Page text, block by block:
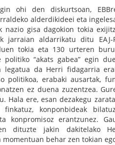
ohi den diskurtsoan,
alderdikideei eta
nazio gisa dagokion tokia
jarraian aldarrikatu ditu EAJ-
tokia eta 130 urteren
“akats gabea” egin
legatua da Herri fidagarria
politikoa, erabaki ausartak,
ez duena zuzentzea.
Hala ere, esan dezakegu
finkatuz, konponbideak
konpromisoz erantzunez.
dituzte jakin dakitelako
behar zen tokian